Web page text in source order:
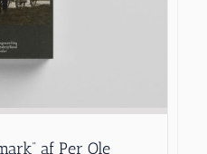
af Per Ole